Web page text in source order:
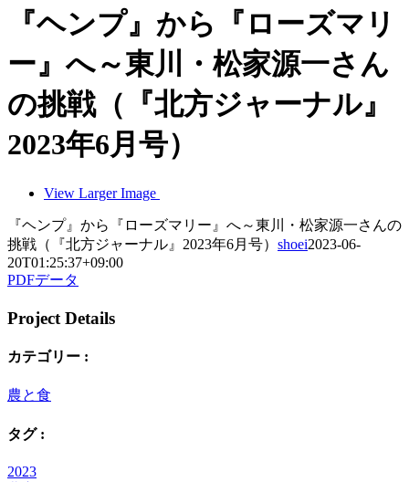
『ヘンプ』から『ローズマリ
ー』へ～東川・松家源一さん
の挑戦（『北方ジャーナル』
2023年6月号）
View Larger Image
『ヘンプ』から『ローズマリー』へ～東川・松家源一さんの
挑戦（『北方ジャーナル』2023年6月号） shoei2023-06-
20T01:25:37+09:00
PDFデータ
Project Details
カテゴリー :
農と食
タグ :
2023